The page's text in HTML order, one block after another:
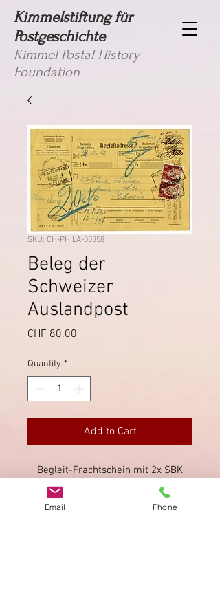
Kimmelstiftung für
Postgeschichte
Kimmel Postal History
Foundation
SKU: CH-PHILA-00358
Beleg der
Schweizer
Auslandpost
CHF 80.00
Quantity *
Add to Cart
Begleit-Frachtschein mit 2x SBK
115 Frankatur und verschiedenen
Stempeln vorderseitig, unter
Email Phone